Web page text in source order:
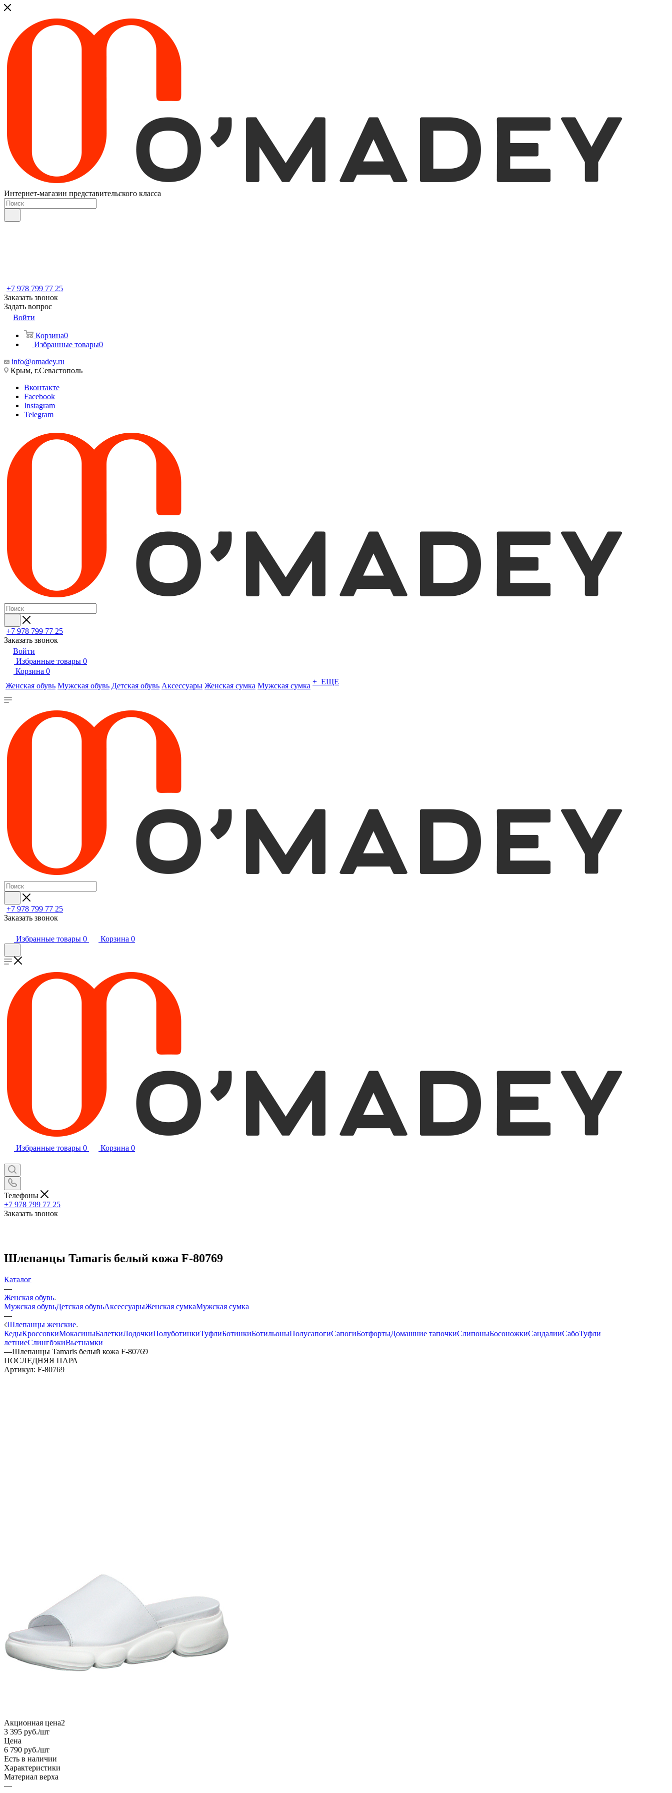
Интернет-магазин представительского класса
+7 978 799 77 25
Заказать звонок
Задать вопрос
Войти
Корзина0
Избранные товары0
info@omadey.ru
Крым, г.Севастополь
Вконтакте
Facebook
Instagram
Telegram
+7 978 799 77 25
Заказать звонок
Войти
Избранные товары 0
Корзина 0
Женская обувь Мужская обувь Детская обувь Аксессуары Женская сумка Мужская сумка + ЕЩЕ
+7 978 799 77 25
Заказать звонок
Избранные товары 0 Корзина 0
Избранные товары 0 Корзина 0
Телефоны
+7 978 799 77 25
Заказать звонок
Шлепанцы Tamaris белый кожа F-80769
Каталог
—
Женская обувь
Мужская обувьДетская обувьАксессуарыЖенская сумкаМужская сумка
—
Шлепанцы женские
КедыКроссовкиМокасиныБалеткиЛодочкиПолуботинкиТуфлиБотинкиБотильоныПолусапогиСапогиБотфортыДомашние тапочкиСлипоныБосоножкиСандалииСабоТуфли
летниеСлингбэкиВьетнамки
—Шлепанцы Tamaris белый кожа F-80769
ПОСЛЕДНЯЯ ПАРА
Артикул: F-80769
Акционная цена2
3 395 руб./шт
Цена
6 790 руб./шт
Есть в наличии
Характеристики
Материал верха
—